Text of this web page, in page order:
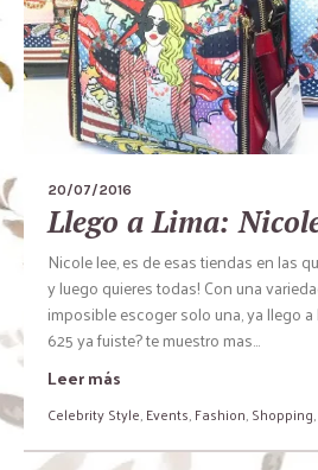
20/07/2016
Llego a Lima:
Nicole lee, es de esas tiendas en las
y luego quieres todas! Con una
imposible escoger solo una, ya llego
625 ya fuiste? te muestro mas…
Leer más
Celebrity Style,Events,Fashion,Shopping,